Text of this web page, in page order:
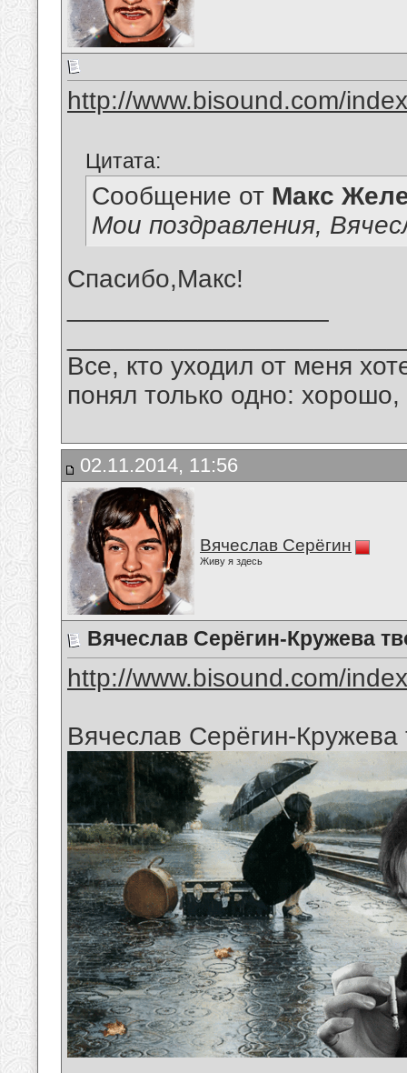
http://www.bisound.com/
Цитата:
Сообщение от Макс
Мои поздравления,
Спасибо,Макс!
Все, кто уходил от меня
понял только одно:
02.11.2014, 11:56
Вячеслав Серёгин
Живу я здесь
Вячеслав Серёгин-Кружева
http://www.bisound.com/
Вячеслав Серёгин-Кружева